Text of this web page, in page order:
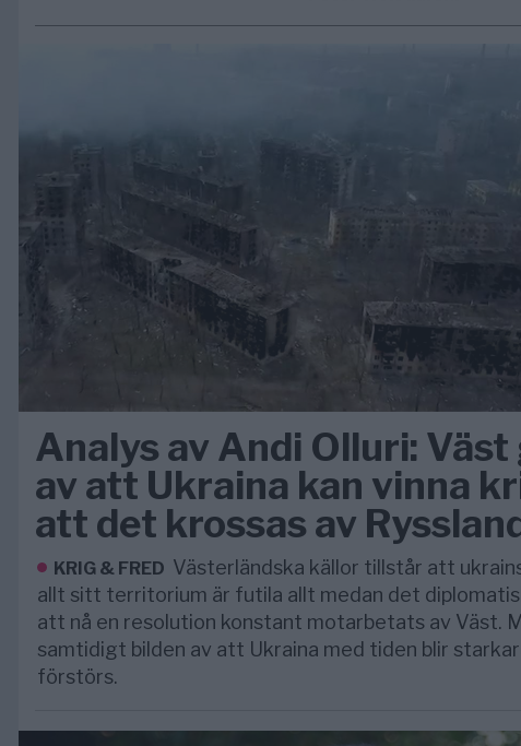
Analys av Andi Olluri: Väst
av att Ukraina kan vinna
att det krossas av
KRIG & FRED Västerländska källor tillstår att
allt sitt territorium är futila allt medan det
att nå en resolution konstant motarbetats av Väst.
samtidigt bilden av att Ukraina med tiden blir
förstörs.